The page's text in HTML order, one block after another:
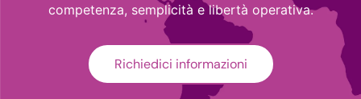
competenza, semplicità e libertà operativa.
Richiedici informazioni